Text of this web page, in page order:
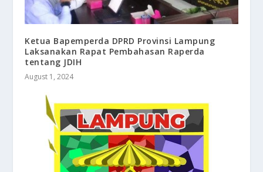
Ketua Bapemperda DPRD Provinsi Lampung
Laksanakan Rapat Pembahasan Raperda
tentang JDIH
August 1, 2024